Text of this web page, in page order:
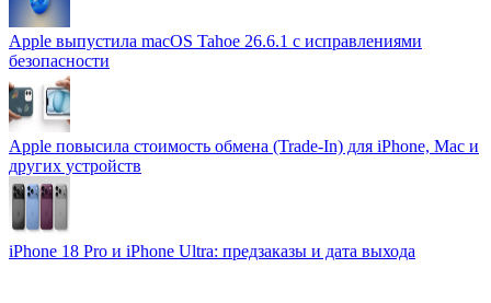
Apple выпустила macOS Tahoe 26.6.1 с исправлениями
безопасности
Apple повысила стоимость обмена (Trade-In) для iPhone, Mac и
других устройств
iPhone 18 Pro и iPhone Ultra: предзаказы и дата выхода